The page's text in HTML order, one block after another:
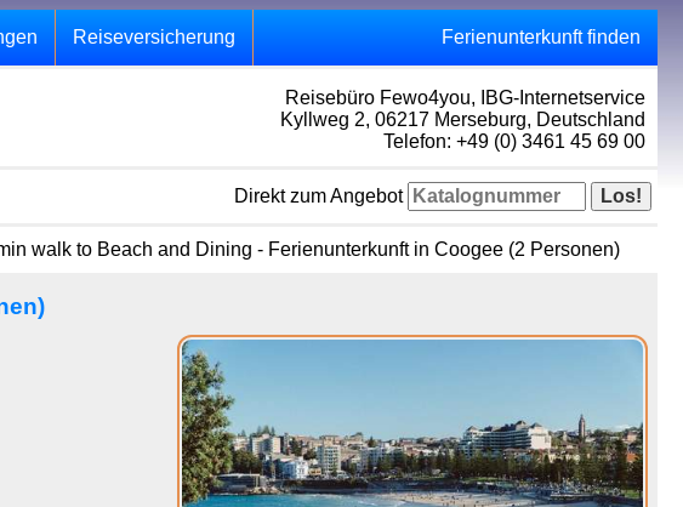
Reiseversicherung Ferienunterkunft finden
Reisebüro Fewo4you, IBG-Internetservice
Kyllweg 2, 06217 Merseburg, Deutschland
Telefon: +49 (0) 3461 45 69 00
Direkt zum Angebot
walk to Beach and Dining - Ferienunterkunft in Coogee (2 Personen)